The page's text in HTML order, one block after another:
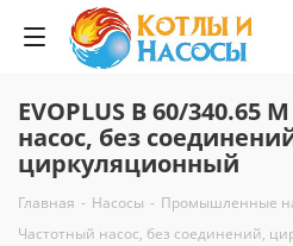
EVOPLUS B 60/340.65
насос, без
циркуляционный
Главная - Насосы - Промышленные
Частотный насос, без соединений,